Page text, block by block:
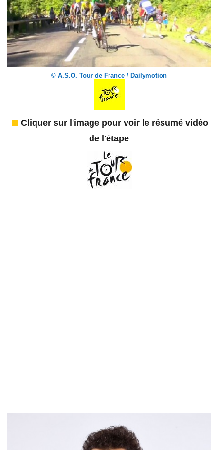
© A.S.O. Tour de France / Dailymotion
Cliquer sur l'image pour voir le résumé vidéo
de l'étape